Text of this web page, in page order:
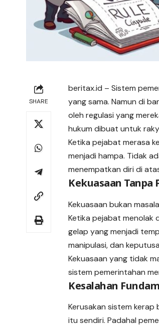
SHARE
beritax.id – Sistem
yang sama. Namun di
oleh regulasi yang
hukum dibuat untuk
Ketika pejabat merasa
menjadi hampa. Tidak
menempatkan diri di
Kekuasaan Tanpa
Kekuasaan bukan
Ketika pejabat menolak
gelap yang menjadi
manipulasi, dan
Kekuasaan yang tidak
sistem pemerintahan
Kesalahan
Kerusakan sistem
itu sendiri. Padahal